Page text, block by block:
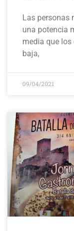
Las personas
una potencia
media que
baja,
09/04/2021